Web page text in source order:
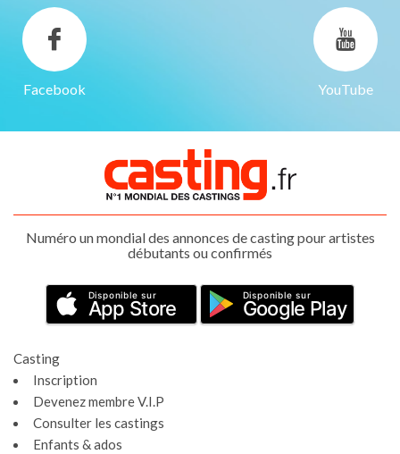
Facebook YouTube
Numéro un mondial des annonces de casting pour artistes
débutants ou confirmés
Disponible sur
App Store
Disponible sur
Google Play
Casting
Inscription
Devenez membre V.I.P
Consulter les castings
Enfants & ados